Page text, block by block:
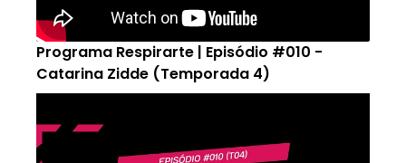
Programa Respirarte | Episódio #010 -
Catarina Zidde (Temporada 4)